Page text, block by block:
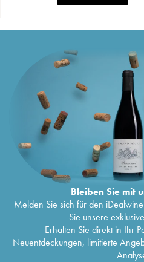
Bleiben Sie mit
Melden Sie sich für den
Sie unsere
Erhalten Sie direkt in Ihr
Neuentdeckungen, limitierte